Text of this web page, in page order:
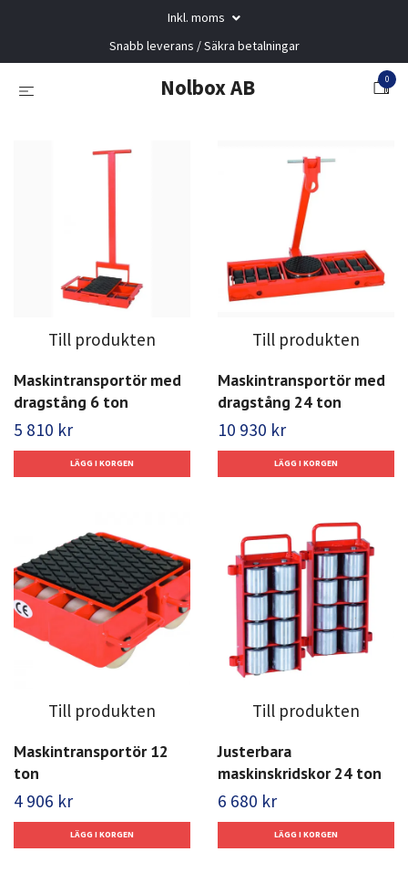
Inkl. moms
Snabb leverans / Säkra betalningar
Nolbox AB 0
Till produkten
Maskintransportör med
dragstång 6 ton
5 810 kr
Till produkten
Maskintransportör med
dragstång 24 ton
10 930 kr
Till produkten
Maskintransportör 12
ton
4 906 kr
Till produkten
Justerbara
maskinskridskor 24 ton
6 680 kr